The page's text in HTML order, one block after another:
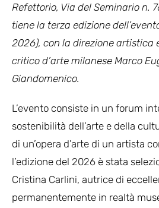
Refettorio, Via del Seminario n.
tiene la terza edizione
2026), con la direzione artistica
critico d’arte milanese Marco
Giandomenico.
L’evento consiste in un forum
sostenibilità dell’arte e della
di un’opera d’arte di un artista
l’edizione del 2026 è stata
Cristina Carlini, autrice di
permanentemente in realtà